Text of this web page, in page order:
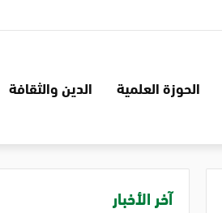
الحوزة العلمية الدين والثقافة
آخر الأخبار